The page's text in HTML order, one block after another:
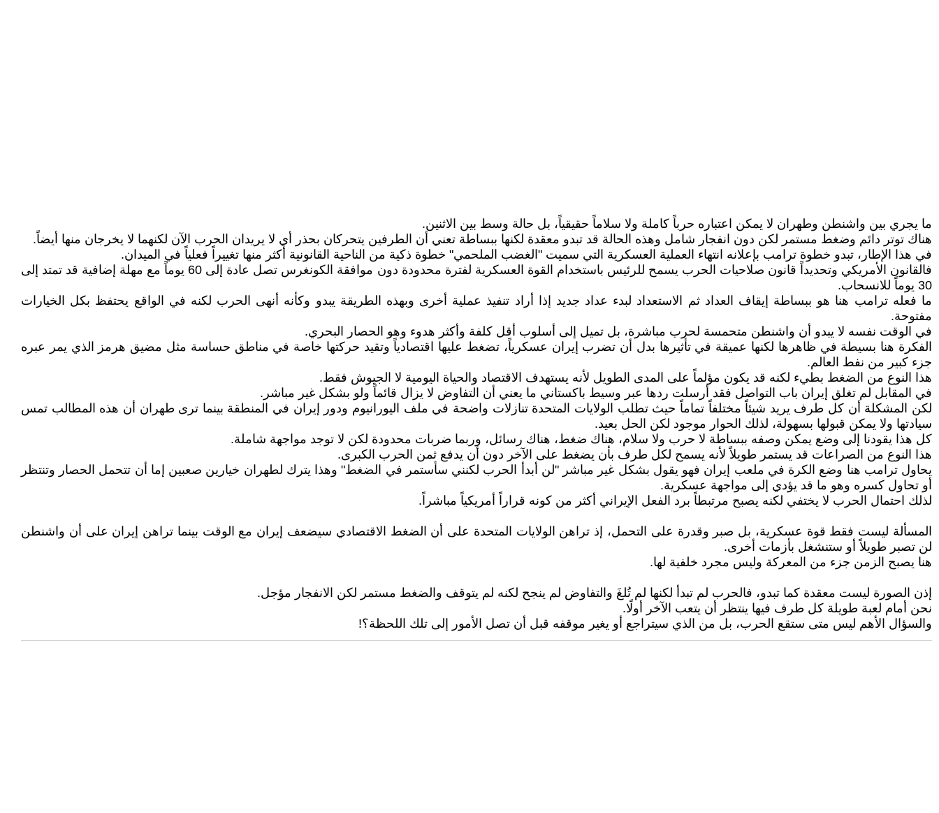
ما يجري بين واشنطن وطهران لا يمكن اعتباره حرباً كاملة ولا سلاماً حقيقياً، بل حالة وسط بين الاثنين.
هناك توتر دائم وضغط مستمر لكن دون انفجار شامل وهذه الحالة قد تبدو معقدة لكنها ببساطة تعني أن الطرفين يتحركان بحذر أي لا يريدان الحرب الآن لكنهما لا يخرجان منها أيضاً.
في هذا الإطار، تبدو خطوة ترامب بإعلانه انتهاء العملية العسكرية التي سميت "الغضب الملحمي" خطوة ذكية من الناحية القانونية أكثر منها تغييراً فعلياً في الميدان.
فالقانون الأمريكي وتحديداً قانون صلاحيات الحرب يسمح للرئيس باستخدام القوة العسكرية لفترة محدودة دون موافقة الكونغرس تصل عادة إلى 60 يوماً مع مهلة إضافية قد تمتد إلى
30 يوماً للانسحاب.
ما فعله ترامب هنا هو ببساطة إيقاف العداد ثم الاستعداد لبدء عداد جديد إذا أراد تنفيذ عملية أخرى وبهذه الطريقة يبدو وكأنه أنهى الحرب لكنه في الواقع يحتفظ بكل الخيارات
مفتوحة.
في الوقت نفسه لا يبدو أن واشنطن متحمسة لحرب مباشرة، بل تميل إلى أسلوب أقل كلفة وأكثر هدوء وهو الحصار البحري.
الفكرة هنا بسيطة في ظاهرها لكنها عميقة في تأثيرها بدل أن تضرب إيران عسكرياً، تضغط عليها اقتصادياً وتقيد حركتها خاصة في مناطق حساسة مثل مضيق هرمز الذي يمر عبره
جزء كبير من نفط العالم.
هذا النوع من الضغط بطيء لكنه قد يكون مؤلماً على المدى الطويل لأنه يستهدف الاقتصاد والحياة اليومية لا الجيوش فقط.
في المقابل لم تغلق إيران باب التواصل فقد أرسلت ردها عبر وسيط باكستاني ما يعني أن التفاوض لا يزال قائماً ولو بشكل غير مباشر.
لكن المشكلة أن كل طرف يريد شيئاً مختلفاً تماماً حيث تطلب الولايات المتحدة تنازلات واضحة في ملف اليورانيوم ودور إيران في المنطقة بينما ترى طهران أن هذه المطالب تمس
سيادتها ولا يمكن قبولها بسهولة، لذلك الحوار موجود لكن الحل بعيد.
كل هذا يقودنا إلى وضع يمكن وصفه ببساطة لا حرب ولا سلام، هناك ضغط، هناك رسائل، وربما ضربات محدودة لكن لا توجد مواجهة شاملة.
هذا النوع من الصراعات قد يستمر طويلاً لأنه يسمح لكل طرف بأن يضغط على الآخر دون أن يدفع ثمن الحرب الكبرى.
يحاول ترامب هنا وضع الكرة في ملعب إيران فهو يقول بشكل غير مباشر "لن أبدأ الحرب لكنني سأستمر في الضغط" وهذا يترك لطهران خيارين صعبين إما أن تتحمل الحصار وتنتظر
أو تحاول كسره وهو ما قد يؤدي إلى مواجهة عسكرية.
لذلك احتمال الحرب لا يختفي لكنه يصبح مرتبطاً برد الفعل الإيراني أكثر من كونه قراراً أمريكياً مباشراً.
المسألة ليست فقط قوة عسكرية، بل صبر وقدرة على التحمل، إذ تراهن الولايات المتحدة على أن الضغط الاقتصادي سيضعف إيران مع الوقت بينما تراهن إيران على أن واشنطن
لن تصبر طويلاً أو ستنشغل بأزمات أخرى.
هنا يصبح الزمن جزء من المعركة وليس مجرد خلفية لها.
إذن الصورة ليست معقدة كما تبدو، فالحرب لم تبدأ لكنها لم تُلغَ والتفاوض لم ينجح لكنه لم يتوقف والضغط مستمر لكن الانفجار مؤجل.
نحن أمام لعبة طويلة كل طرف فيها ينتظر أن يتعب الآخر أولًا.
والسؤال الأهم ليس متى ستقع الحرب، بل من الذي سيتراجع أو يغير موقفه قبل أن تصل الأمور إلى تلك اللحظة؟!